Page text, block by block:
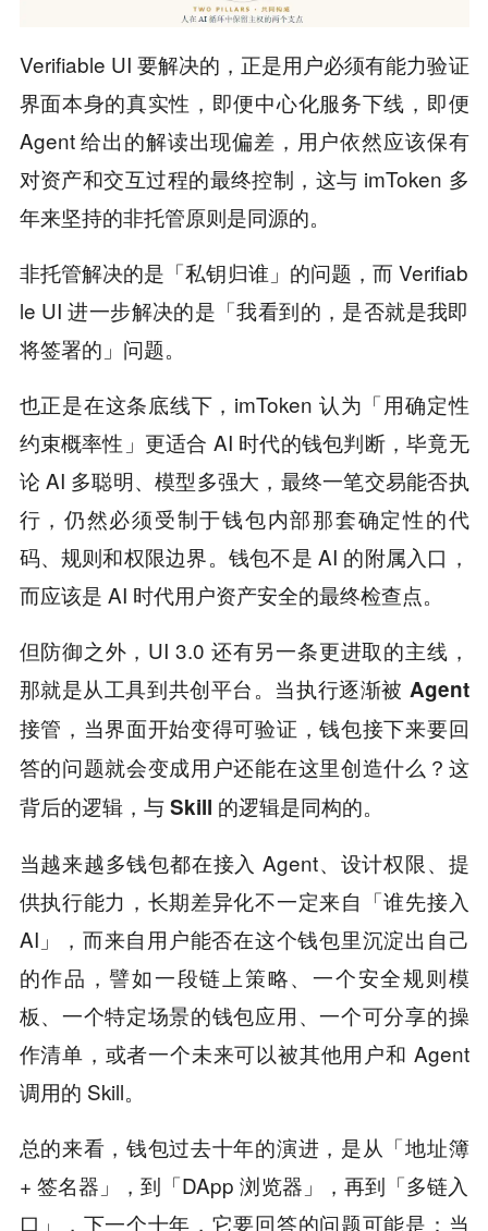
Verifiable UI 要解决的，正是用户必须有能力验证
界面本身的真实性，即便中心化服务下线，即便
Agent 给出的解读出现偏差，用户依然应该保有
对资产和交互过程的最终控制，这与 imToken 多
年来坚持的非托管原则是同源的。
非托管解决的是「私钥归谁」的问题，而 Verifiab
le UI 进一步解决的是「我看到的，是否就是我即
将签署的」问题。
也正是在这条底线下，imToken 认为「用确定性
约束概率性」更适合 AI 时代的钱包判断，毕竟无
论 AI 多聪明、模型多强大，最终一笔交易能否执
行，仍然必须受制于钱包内部那套确定性的代
码、规则和权限边界。钱包不是 AI 的附属入口，
而应该是 AI 时代用户资产安全的最终检查点。
但防御之外，UI 3.0 还有另一条更进取的主线，
那就是从工具到共创平台。 当执行逐渐被 Agent
接管，当界面开始变得可验证，钱包接下来要回
答的问题就会变成用户还能在这里创造什么？这
背后的逻辑，与 Skill 的逻辑是同构的。
当越来越多钱包都在接入 Agent、设计权限、提
供执行能力，长期差异化不一定来自「谁先接入
AI」，而来自用户能否在这个钱包里沉淀出自己
的作品，譬如一段链上策略、一个安全规则模
板、一个特定场景的钱包应用、一个可分享的操
作清单，或者一个未来可以被其他用户和 Agent
调用的 Skill。
总的来看，钱包过去十年的演进，是从「地址簿
+ 签名器」，到「DApp 浏览器」，再到「多链入
口」，下一个十年，它要回答的问题可能是：当